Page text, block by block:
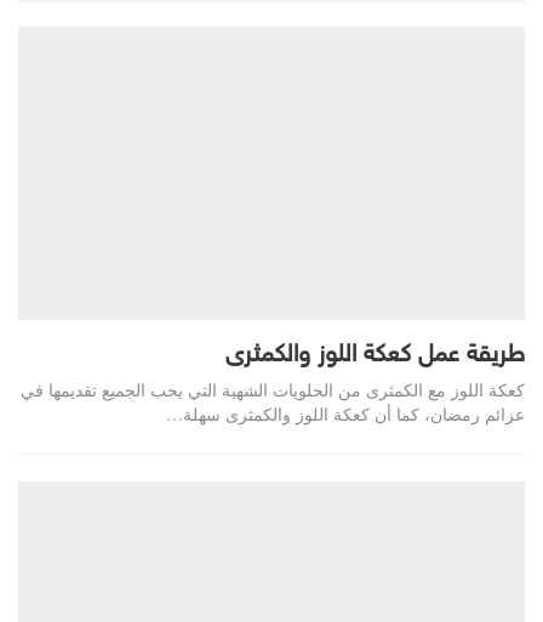
طريقة عمل كعكة اللوز والكمثرى
كعكة اللوز مع الكمثرى من الحلويات الشهية التي يحب الجميع تقديمها في
عزائم رمضان، كما أن كعكة اللوز والكمثرى سهلة…